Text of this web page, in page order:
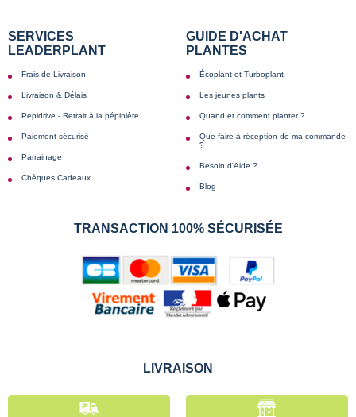
SERVICES
LEADERPLANT
Frais de Livraison
Livraison & Délais
Pepidrive - Retrait à la pépinière
Paiement sécurisé
Parrainage
Chèques Cadeaux
GUIDE D'ACHAT
PLANTES
Écoplant et Turboplant
Les jeunes plants
Quand et comment planter ?
Que faire à réception de ma commande
?
Besoin d'Aide ?
Blog
TRANSACTION 100% SÉCURISÉE
LIVRAISON